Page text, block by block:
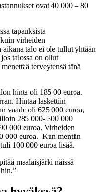
ovat 40 000 – 80
tapauksista
virheiden
aikana talo ei ole tullut yhtään
talossa on ollut
terveytensä tänä
hinta oli 185 00 euroa.
Hintaa laskettiin
vaade oli 625 000 euroa,
285 000- 300 000
000 euroa. Virheiden
000 euroa. Kun mentiin
100 000 euroa lisää.
maalaisjärki näissä